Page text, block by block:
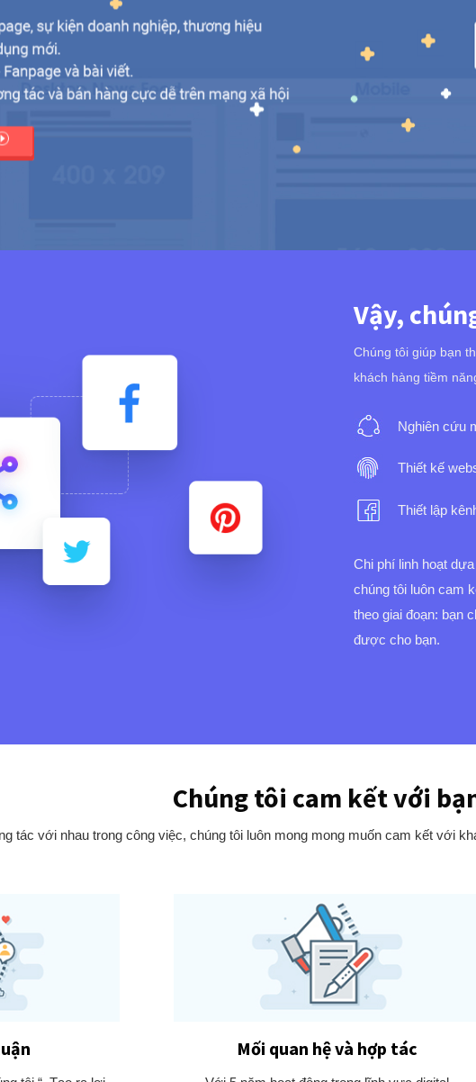
Vậy,
Chúng tôi giúp bạn
khách hàng tiềm
Nghiên cứu
Thiết kế
Thiết lập
Chi phí linh hoạt
chúng tôi luôn cam
theo giai đoạn: bạn
được cho bạn.
Chúng tôi cam kết với
tác với nhau trong công việc, chúng tôi luôn mong mong muốn cam kết với
Mối quan hệ và hợp tác